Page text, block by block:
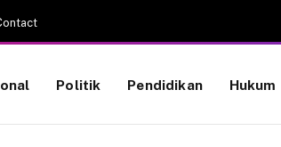
Politik Pendidikan Hukum